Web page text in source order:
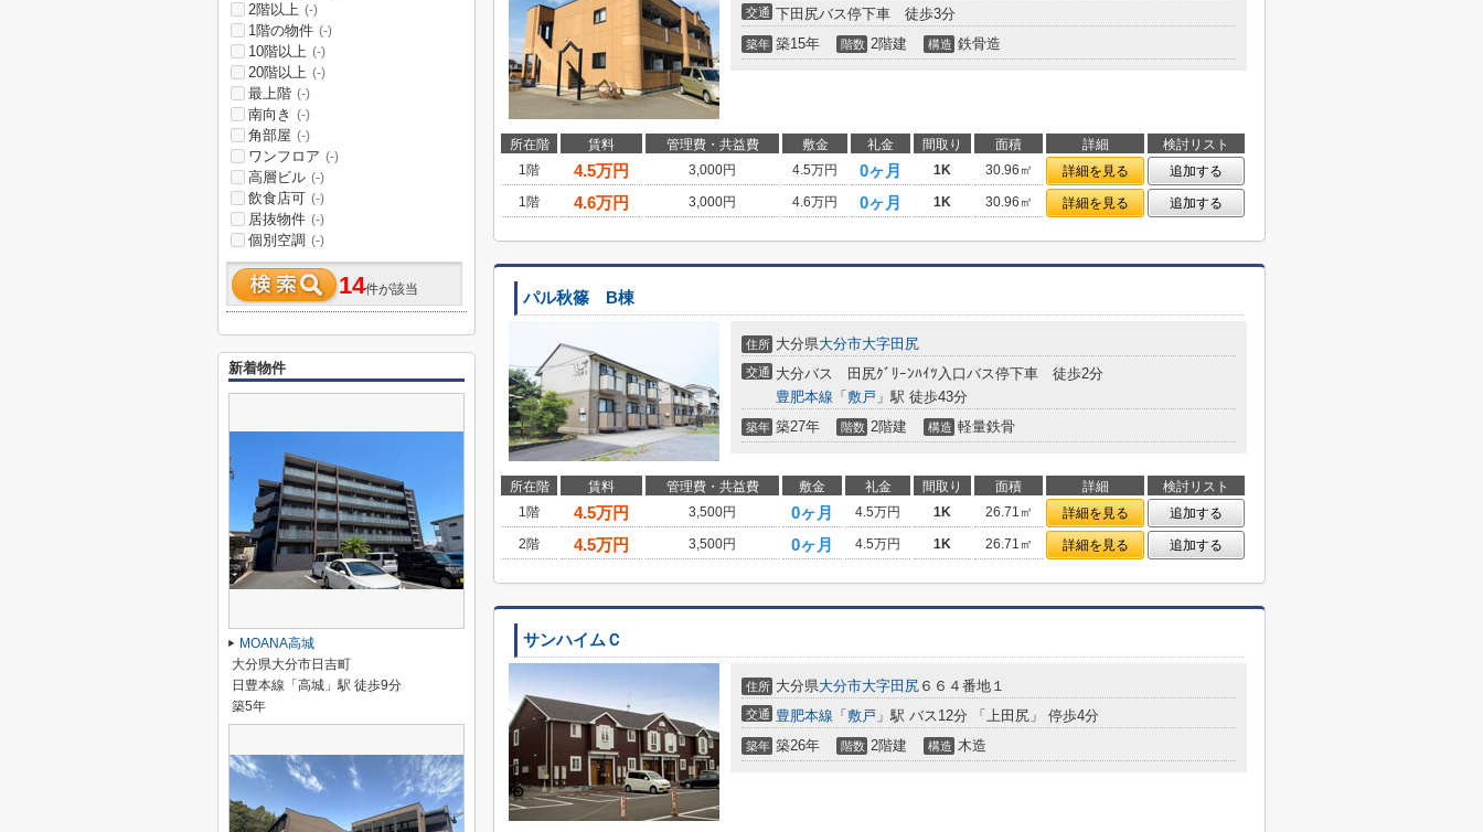
交通 下田尻バス停下車 徒歩3分
築年 築15年 階数 2階建 構造 鉄骨造
所在階 賃料 管理費・共益費 敷金 礼金 間取り 面積 詳細
検討リスト
1階
4.5万円 3,000円 4.5万円 0ヶ月 1K 30.96㎡ 詳細を見る
追加する
1階
4.6万円 3,000円 4.6万円 0ヶ月 1K 30.96㎡ 詳細を見る 追加する
パル秋篠 B棟
住所 大分県大分市大字田尻
交通 大分バス 田尻ｸﾞﾘｰﾝﾊｲﾂ入口バス停下車 徒歩2分
豊肥本線 「 敷戸 」駅 徒歩43分
築年 築27年 階数 2階建 構造 軽量鉄骨
所在階 賃料 管理費・共益費 敷金 礼金 間取り 面積 詳細
検討リスト
1階
4.5万円 3,500円 0ヶ月 4.5万円 1K 26.71㎡ 詳細を見る
追加する
2階
4.5万円 3,500円 0ヶ月 4.5万円 1K 26.71㎡ 詳細を見る 追加する
サンハイムＣ
住所 大分県大分市大字田尻 ６６４番地１
交通 豊肥本線 「 敷戸 」駅 バス12分 「上田尻」 停歩4分
築年 築26年 階数 2階建 構造 木造
2階以上 (-)
1階の物件 (-)
10階以上 (-)
20階以上 (-)
最上階 (-)
南向き (-)
角部屋 (-)
ワンフロア (-)
高層ビル (-)
飲食店可 (-)
居抜物件 (-)
個別空調 (-)
14件が該当
新着物件
MOANA高城
大分県大分市日吉町
日豊本線「高城」駅 徒歩9分
築5年